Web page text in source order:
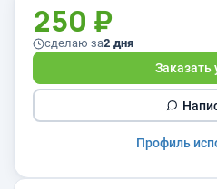
250 ₽
сделаю за2 дня
Заказать
Профиль